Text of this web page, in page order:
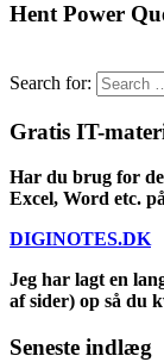
Hent Power
Search for:
Gratis IT-
Har du brug for
Excel, Word etc.
DIGINOTES.DK
Jeg har lagt en
af sider) op så du
Seneste indlæg